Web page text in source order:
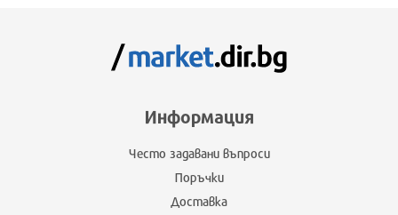
Информация
Често задавани въпроси
Поръчки
Доставка